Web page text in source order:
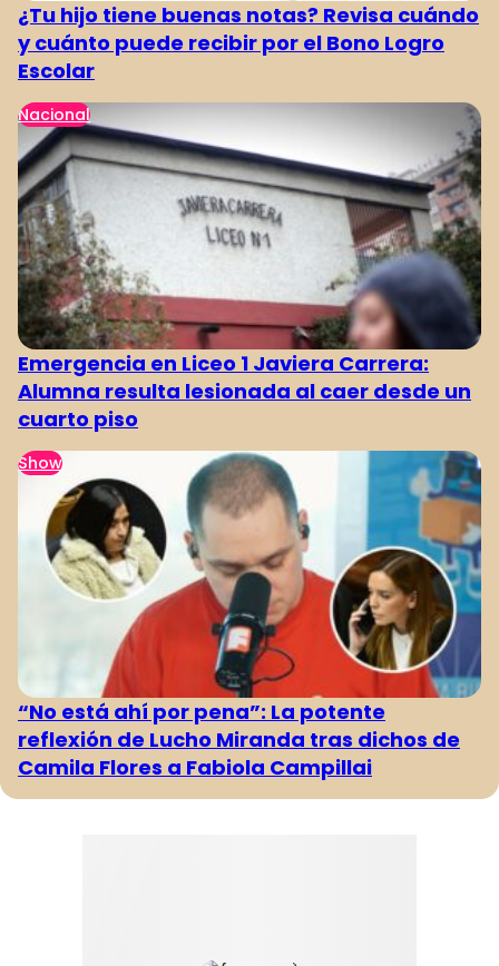
¿Tu hijo tiene buenas notas? Revisa cuándo
y cuánto puede recibir por el Bono Logro
Escolar
Nacional
Emergencia en Liceo 1 Javiera Carrera:
Alumna resulta lesionada al caer desde un
cuarto piso
Show
“No está ahí por pena”: La potente
reflexión de Lucho Miranda tras dichos de
Camila Flores a Fabiola Campillai